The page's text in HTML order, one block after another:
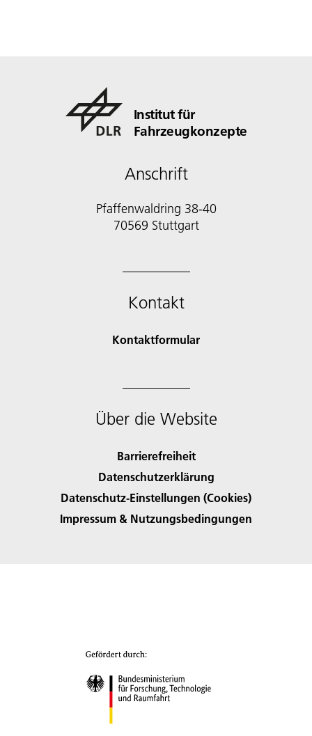
Institut für
Fahrzeugkonzepte
Anschrift
Pfaffenwaldring 38-40
70569 Stuttgart
Kontakt
Kontaktformular
Über die Website
Barrierefreiheit
Datenschutzerklärung
Datenschutz-Einstellungen (Cookies)
Impressum & Nutzungsbedingungen